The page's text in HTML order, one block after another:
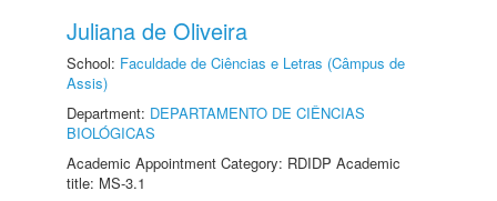
Juliana de Oliveira
School: Faculdade de Ciências e Letras (Câmpus de
Assis)
Department: DEPARTAMENTO DE CIÊNCIAS
BIOLÓGICAS
Academic Appointment Category: RDIDP Academic
title: MS-3.1